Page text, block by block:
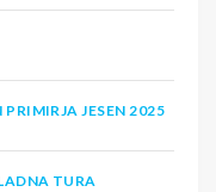
JESEN 2025
TURA